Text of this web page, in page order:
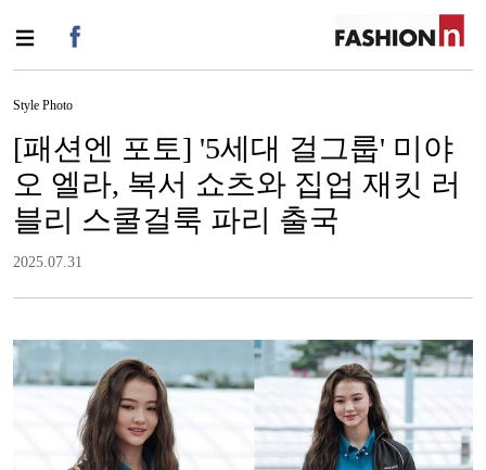
Style Photo
[패션엔 포토] '5세대 걸그룹' 미야
오 엘라, 복서 쇼츠와 집업 재킷 러
블리 스쿨걸룩 파리 출국
2025.07.31